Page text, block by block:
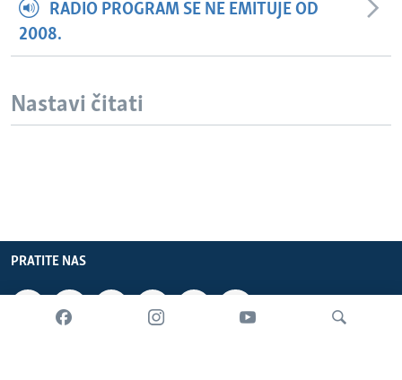
RADIO PROGRAM SE NE EMITUJE OD
2008.
Nastavi čitati
PRATITE NAS